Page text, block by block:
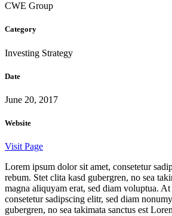
CWE Group
Category
Investing Strategy
Date
June 20, 2017
Website
Visit Page
Lorem ipsum dolor sit amet, consetetur
rebum. Stet clita kasd gubergren, no sea
magna aliquyam erat, sed diam voluptua.
consetetur sadipscing elitr, sed diam
gubergren, no sea takimata sanctus est